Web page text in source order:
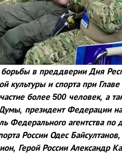
в преддверии Дня
культуры и спорта при
более 500 человек, а
президент Федерации
Федерального агентства
России Одес
Герой России Александр